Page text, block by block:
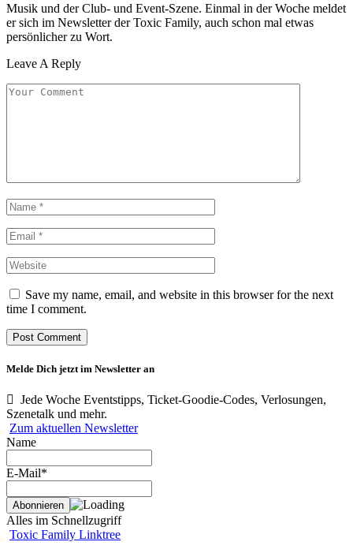
Musik und der Club- und Event-Szene. Einmal in der Woche meldet
er sich im Newsletter der Toxic Family, auch schon mal etwas
persönlicher zu Wort.
Leave A Reply
Save my name, email, and website in this browser for the next
time I comment.
Melde Dich jetzt im Newsletter an
Jede Woche Eventstipps, Ticket-Goodie-Codes, Verlosungen,
Szenetalk und mehr.
Zum aktuellen Newsletter
Name
E-Mail*
Alles im Schnellzugriff
Toxic Family Linktree